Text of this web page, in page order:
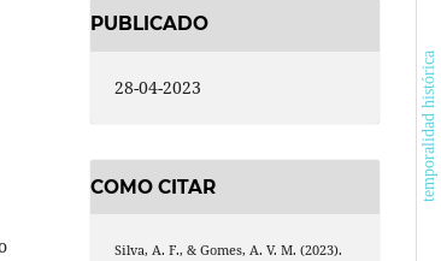
PUBLICADO
28-04-2023
COMO CITAR
Silva, A. F., & Gomes, A. V. M. (2023).
temporalidad histórica